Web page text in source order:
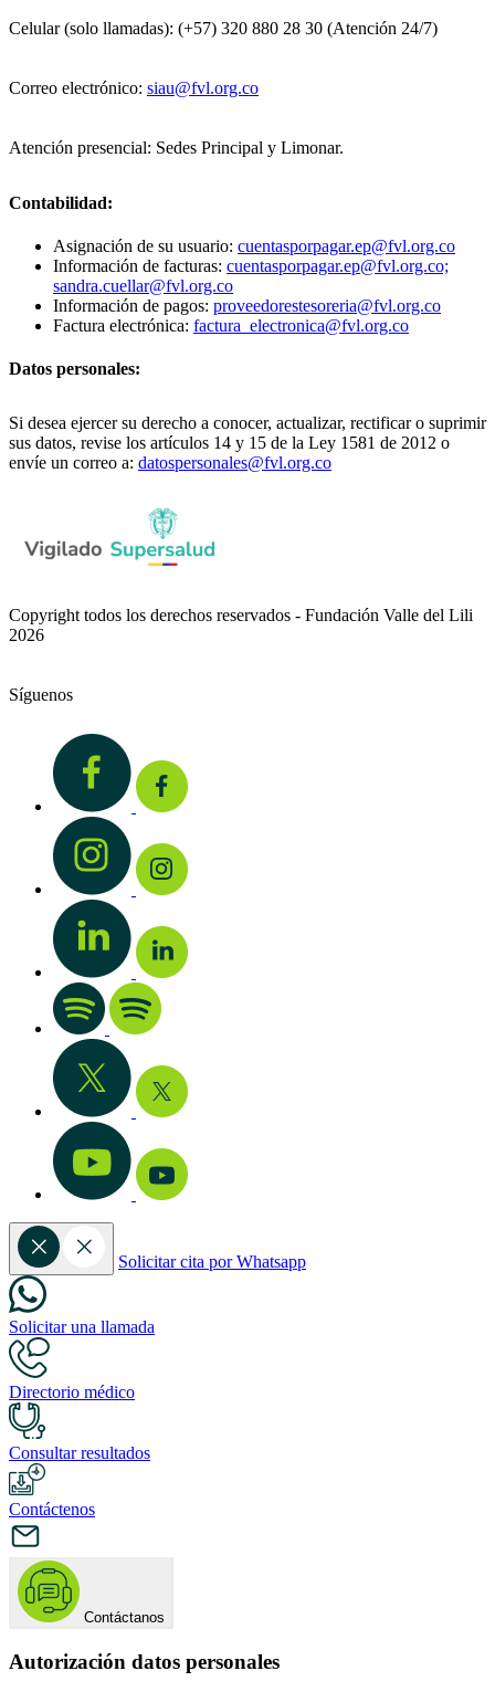
Celular (solo llamadas): (+57) 320 880 28 30 (Atención 24/7)
Correo electrónico: siau@fvl.org.co
Atención presencial: Sedes Principal y Limonar.
Contabilidad:
Asignación de su usuario: cuentasporpagar.ep@fvl.org.co
Información de facturas: cuentasporpagar.ep@fvl.org.co;
sandra.cuellar@fvl.org.co
Información de pagos: proveedorestesoreria@fvl.org.co
Factura electrónica: factura_electronica@fvl.org.co
Datos personales:
Si desea ejercer su derecho a conocer, actualizar, rectificar o suprimir
sus datos, revise los artículos 14 y 15 de la Ley 1581 de 2012 o
envíe un correo a: datospersonales@fvl.org.co
Copyright todos los derechos reservados - Fundación Valle del Lili
2026
Síguenos
Solicitar cita por Whatsapp
Solicitar una llamada
Directorio médico
Consultar resultados
Contáctenos
Contáctanos
Autorización datos personales